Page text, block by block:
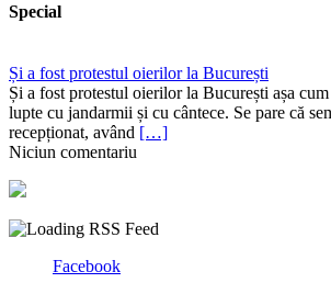
Special
Și a fost protestul oierilor la București
Și a fost protestul oierilor la București așa
lupte cu jandarmii și cu cântece. Se pare că
recepționat, având […]
Niciun comentariu
Facebook